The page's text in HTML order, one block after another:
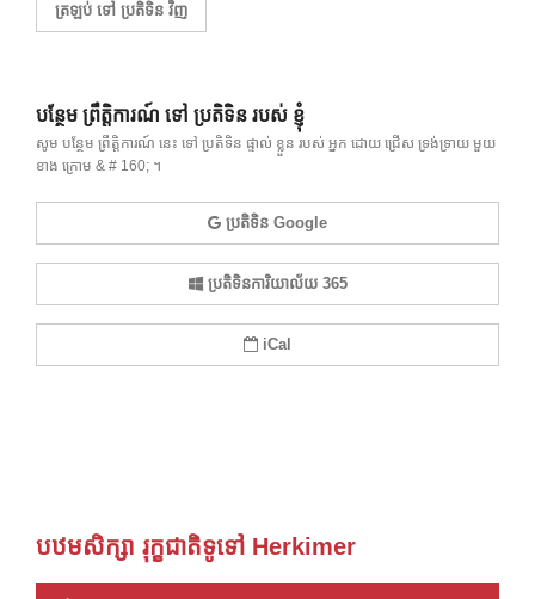
ត្រឡប់ ទៅ ប្រតិទិន វិញ
បន្ថែម ព្រឹត្តិការណ៍ ទៅ ប្រតិទិន របស់ ខ្ញុំ
សូម បន្ថែម ព្រឹត្តិការណ៍ នេះ ទៅ ប្រតិទិន ផ្ទាល់ ខ្លួន របស់ អ្នក ដោយ ជ្រើស ទ្រង់ទ្រាយ មួយ
ខាង ក្រោម & # 160; ។
ប្រតិទិន Google
ប្រតិទិនការិយាល័យ 365
iCal
បឋមសិក្សា រុក្ខជាតិទូទៅ Herkimer